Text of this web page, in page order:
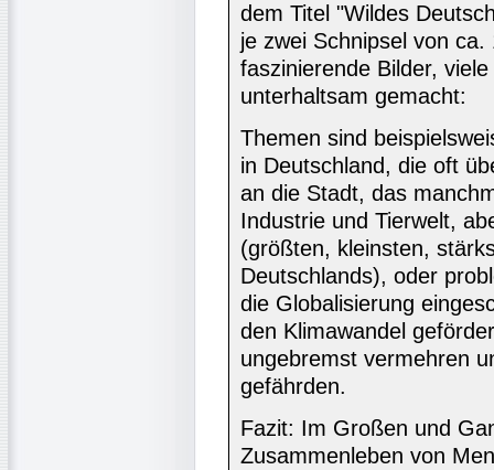
dem Titel "Wildes
je zwei Schnipsel von
faszinierende Bilder,
unterhaltsam gemacht:
Themen sind
in Deutschland, die oft
an die Stadt, das
Industrie und Tierwelt,
(größten, kleinsten,
Deutschlands), oder
die Globalisierung
den Klimawandel
ungebremst vermehren
gefährden.
Fazit: Im Großen und
Zusammenleben von